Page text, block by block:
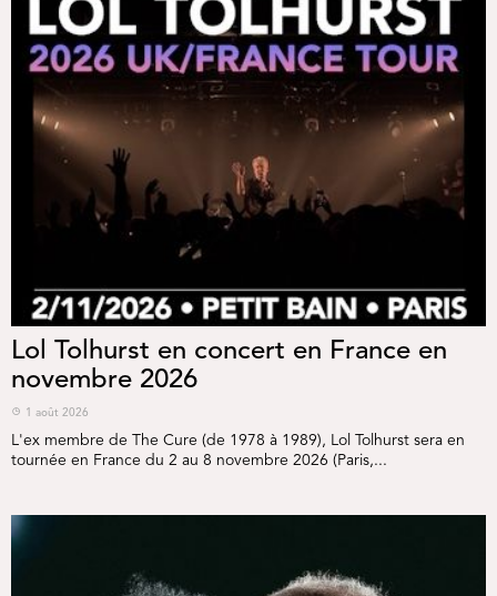
Lol Tolhurst en concert en France en
novembre 2026
1 août 2026
L'ex membre de The Cure (de 1978 à 1989), Lol Tolhurst sera en
tournée en France du 2 au 8 novembre 2026 (Paris,...